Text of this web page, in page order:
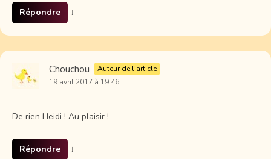
Répondre ↓
Chouchou
Auteur de l’article
19 avril 2017 à 19:46
De rien Heidi ! Au plaisir !
Répondre ↓